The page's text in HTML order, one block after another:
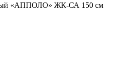
«АППОЛО» ЖК-СА 150 см